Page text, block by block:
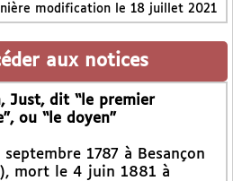
modification le 18 juillet 2021
aux notices
Just, dit “le premier
ou “le doyen”
septembre 1787 à Besançon
mort le 4 juin 1881 à